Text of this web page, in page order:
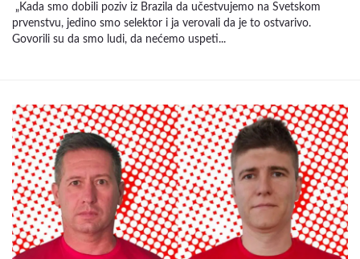
„Kada smo dobili poziv iz Brazila da učestvujemo na Svetskom
prvenstvu, jedino smo selektor i ja verovali da je to ostvarivo.
Govorili su da smo ludi, da nećemo uspeti...